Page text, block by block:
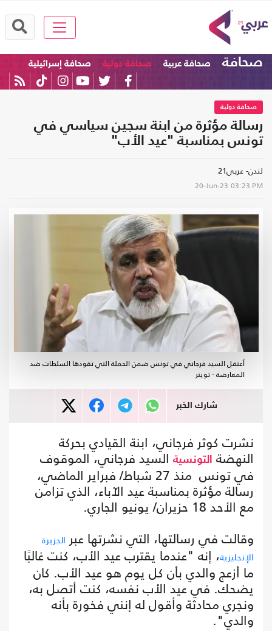
صحافة صحافة عربية صحافة دولية صحافة إسرائيلية
صحافة دولية
رسالة مؤثرة من ابنة سجين سياسي في
تونس بمناسبة "عيد الأب"
لندن- عربي21
20-Jun-23 03:23 PM
اُعتقل السيد فرجاني في تونس ضمن الحملة التي تقودها السلطات ضد
المعارضة - تويتر
شارك الخبر
نشرت كوثر فرجاني، ابنة القيادي بحركة
النهضة التونسية السيد فرجاني، الموقوف
في تونس منذ 27 شباط/ فبراير الماضي،
رسالة مؤثرة بمناسبة عيد الآباء، الذي تزامن
مع الأحد 18 حزيران/ يونيو الجاري.
وقالت في رسالتها، التي نشرتها عبر الجزيرة
الإنجليزية، إنه "عندما يقترب عيد الأب، كنت غالبًا
ما أزعج والدي بأن كل يوم هو عيد الأب. كان
يضحك. في عيد الأب نفسه، كنت أتصل به،
ونجري محادثة وأقول له إنني فخورة بأنه
والدي".